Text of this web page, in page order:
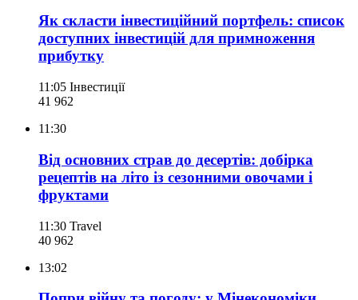
Як скласти інвестиційний портфель: список
доступних інвестицій для примноження
прибутку
11:05 Інвестиції
41 962
11:30
Від основних страв до десертів: добірка
рецептів на літо із сезонними овочами і
фруктами
11:30 Travel
40 962
13:02